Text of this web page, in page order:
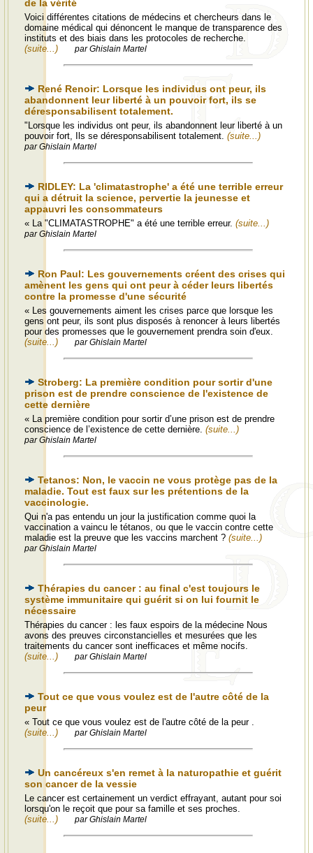
de la vérité
Voici différentes citations de médecins et chercheurs dans le
domaine médical qui dénoncent le manque de transparence des
instituts et des biais dans les protocoles de recherche.
(suite...)
par Ghislain Martel
René Renoir: Lorsque les individus ont peur, ils
abandonnent leur liberté à un pouvoir fort, ils se
déresponsabilisent totalement.
"Lorsque les individus ont peur, ils abandonnent leur liberté à un
pouvoir fort, Ils se déresponsabilisent totalement. (suite...)
par Ghislain Martel
RIDLEY: La 'climatastrophe' a été une terrible erreur
qui a détruit la science, pervertie la jeunesse et
appauvri les consommateurs
« La "CLIMATASTROPHE" a été une terrible erreur. (suite...)
par Ghislain Martel
Ron Paul: Les gouvernements créent des crises qui
amènent les gens qui ont peur à céder leurs libertés
contre la promesse d'une sécurité
« Les gouvernements aiment les crises parce que lorsque les
gens ont peur, ils sont plus disposés à renoncer à leurs libertés
pour des promesses que le gouvernement prendra soin d'eux.
(suite...)
par Ghislain Martel
Stroberg: La première condition pour sortir d'une
prison est de prendre conscience de l'existence de
cette dernière
« La première condition pour sortir d’une prison est de prendre
conscience de l’existence de cette dernière. (suite...)
par Ghislain Martel
Tetanos: Non, le vaccin ne vous protège pas de la
maladie. Tout est faux sur les prétentions de la
vaccinologie.
Qui n'a pas entendu un jour la justification comme quoi la
vaccination a vaincu le tétanos, ou que le vaccin contre cette
maladie est la preuve que les vaccins marchent ? (suite...)
par Ghislain Martel
Thérapies du cancer : au final c'est toujours le
système immunitaire qui guérit si on lui fournit le
nécessaire
Thérapies du cancer : les faux espoirs de la médecine Nous
avons des preuves circonstancielles et mesurées que les
traitements du cancer sont inefficaces et même nocifs.
(suite...)
par Ghislain Martel
Tout ce que vous voulez est de l'autre côté de la
peur
« Tout ce que vous voulez est de l'autre côté de la peur .
(suite...)
par Ghislain Martel
Un cancéreux s'en remet à la naturopathie et guérit
son cancer de la vessie
Le cancer est certainement un verdict effrayant, autant pour soi
lorsqu'on le reçoit que pour sa famille et ses proches.
(suite...)
par Ghislain Martel